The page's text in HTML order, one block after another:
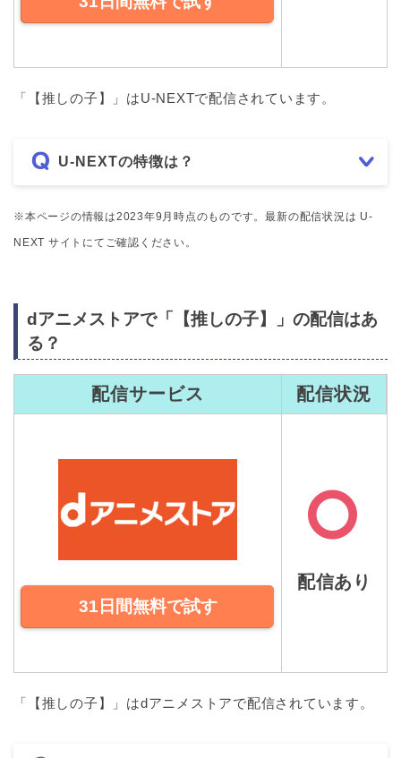
「【推しの子】」はU-NEXTで配信されています。
U-NEXTの特徴は？
※本ページの情報は2023年9月時点のものです。最新の配信状況は U-
NEXT サイトにてご確認ください。
dアニメストアで「【推しの子】」の配信はあ
る？
配信サービス 配信状況
31日間無料で試す
配信あり
「【推しの子】」はdアニメストアで配信されています。